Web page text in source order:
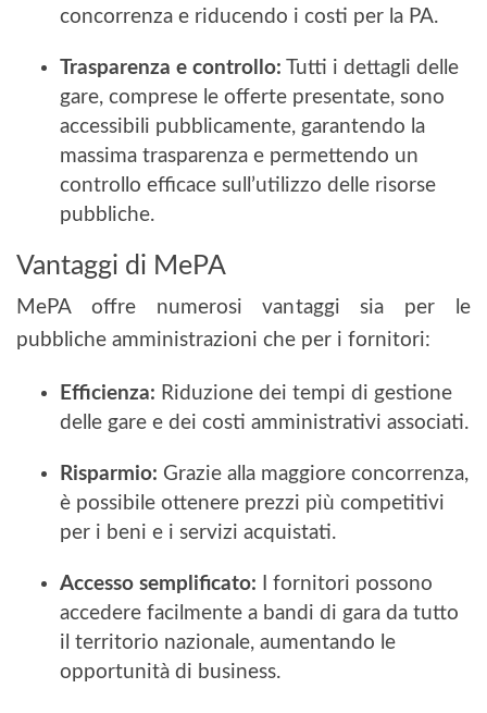
concorrenza e riducendo i costi per la PA.
Trasparenza e controllo: Tutti i dettagli delle
gare, comprese le offerte presentate, sono
accessibili pubblicamente, garantendo la
massima trasparenza e permettendo un
controllo efficace sull’utilizzo delle risorse
pubbliche.
Vantaggi di MePA
MePA offre numerosi vantaggi sia per le
pubbliche amministrazioni che per i fornitori:
Efficienza: Riduzione dei tempi di gestione
delle gare e dei costi amministrativi associati.
Risparmio: Grazie alla maggiore concorrenza,
è possibile ottenere prezzi più competitivi
per i beni e i servizi acquistati.
Accesso semplificato: I fornitori possono
accedere facilmente a bandi di gara da tutto
il territorio nazionale, aumentando le
opportunità di business.